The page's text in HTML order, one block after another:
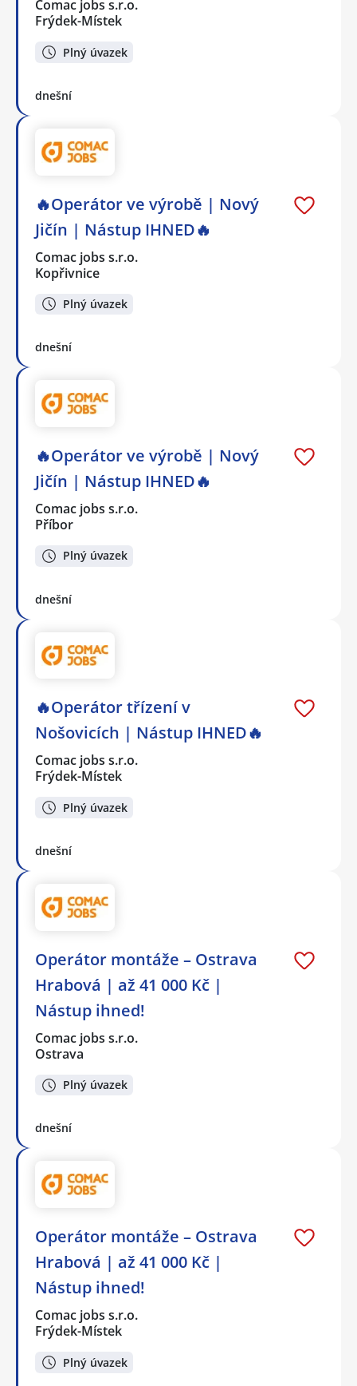
Comac jobs s.r.o.
Frýdek-Místek
Plný úvazek
dnešní
🔥Operátor ve výrobě | Nový
Jičín | Nástup IHNED🔥
Comac jobs s.r.o.
Kopřivnice
Plný úvazek
dnešní
🔥Operátor ve výrobě | Nový
Jičín | Nástup IHNED🔥
Comac jobs s.r.o.
Příbor
Plný úvazek
dnešní
🔥Operátor třízení v
Nošovicích | Nástup IHNED🔥
Comac jobs s.r.o.
Frýdek-Místek
Plný úvazek
dnešní
Operátor montáže – Ostrava
Hrabová | až 41 000 Kč |
Nástup ihned!
Comac jobs s.r.o.
Ostrava
Plný úvazek
dnešní
Operátor montáže – Ostrava
Hrabová | až 41 000 Kč |
Nástup ihned!
Comac jobs s.r.o.
Frýdek-Místek
Plný úvazek